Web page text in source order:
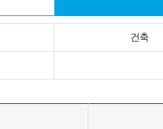
건축